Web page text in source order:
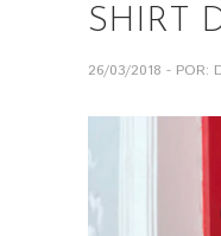
SHIRT
26/03/2018 - POR: